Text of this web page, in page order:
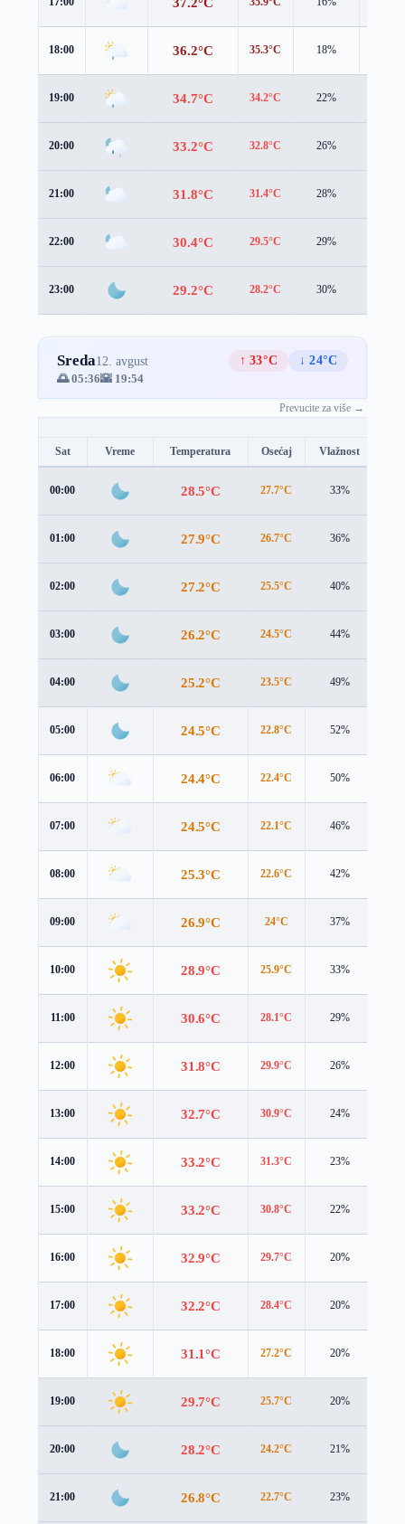
18:00 36.2°C 35.3°C 18%
19:00 34.7°C 34.2°C 22%
20:00 33.2°C 32.8°C 26%
21:00 31.8°C 31.4°C 28%
22:00 30.4°C 29.5°C 29%
23:00 29.2°C 28.2°C 30%
Sreda12. avgust ↑ 33°C
↓ 24°C
🌅 05:36🌇 19:54
Prevucite za više →
Sat Vreme Temperatura Osećaj Vlažnost
00:00 28.5°C 27.7°C 33%
01:00 27.9°C 26.7°C 36%
02:00 27.2°C 25.5°C 40%
03:00 26.2°C 24.5°C 44%
04:00 25.2°C 23.5°C 49%
05:00 24.5°C 22.8°C 52%
06:00 24.4°C 22.4°C 50%
07:00 24.5°C 22.1°C 46%
08:00 25.3°C 22.6°C 42%
09:00 26.9°C 24°C 37%
10:00 28.9°C 25.9°C 33%
11:00 30.6°C 28.1°C 29%
12:00 31.8°C 29.9°C 26%
13:00 32.7°C 30.9°C 24%
14:00 33.2°C 31.3°C 23%
15:00 33.2°C 30.8°C 22%
16:00 32.9°C 29.7°C 20%
17:00 32.2°C 28.4°C 20%
18:00 31.1°C 27.2°C 20%
19:00 29.7°C 25.7°C 20%
20:00 28.2°C 24.2°C 21%
21:00 26.8°C 22.7°C 23%